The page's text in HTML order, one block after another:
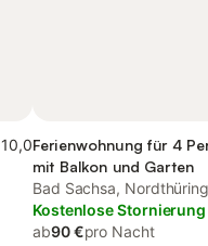
10,0Ferienwohnung für 4
mit Balkon und Garten
Bad Sachsa,
(Deutschland)
Kostenlose Stornierung
ab90 €pro Nacht